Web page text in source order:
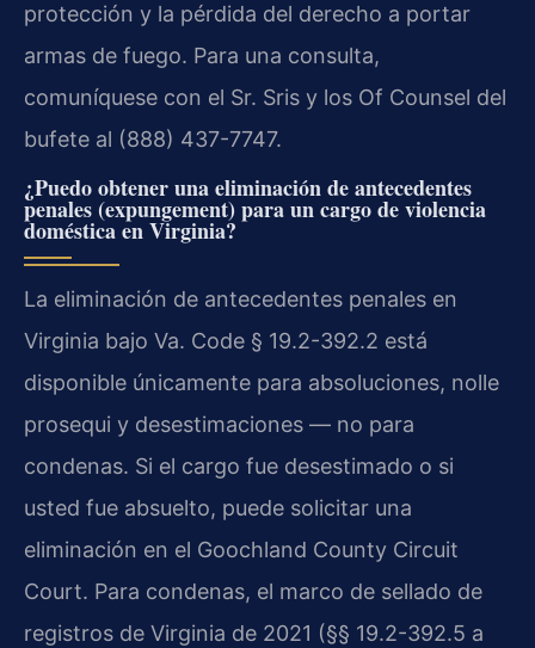
protección y la pérdida del derecho a portar
armas de fuego. Para una consulta,
comuníquese con el Sr. Sris y los Of Counsel del
bufete al (888) 437-7747.
¿Puedo obtener una eliminación de antecedentes
penales (expungement) para un cargo de violencia
doméstica en Virginia?
La eliminación de antecedentes penales en
Virginia bajo Va. Code § 19.2-392.2 está
disponible únicamente para absoluciones, nolle
prosequi y desestimaciones — no para
condenas. Si el cargo fue desestimado o si
usted fue absuelto, puede solicitar una
eliminación en el Goochland County Circuit
Court. Para condenas, el marco de sellado de
registros de Virginia de 2021 (§§ 19.2-392.5 a